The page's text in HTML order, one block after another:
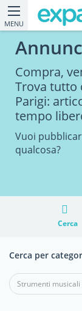
MENU
Compra,
Trova tutto
Parigi:
tempo
Vuoi
qualcosa?
Cerca
Cerca per
Strumenti musicali